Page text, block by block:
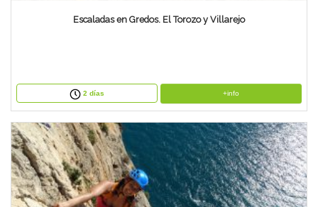
Escaladas en Gredos. El Torozo y Villarejo
2 días +info